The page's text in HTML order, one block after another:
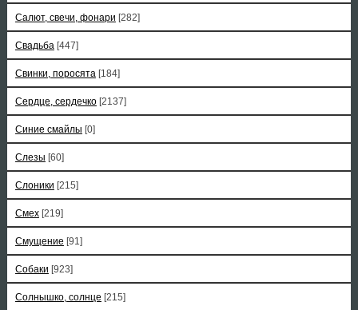
Салют, свечи, фонари [282]
Свадьба [447]
Свинки, поросята [184]
Сердце, сердечко [2137]
Синие смайлы [0]
Слезы [60]
Слоники [215]
Смех [219]
Смущение [91]
Собаки [923]
Солнышко, солнце [215]